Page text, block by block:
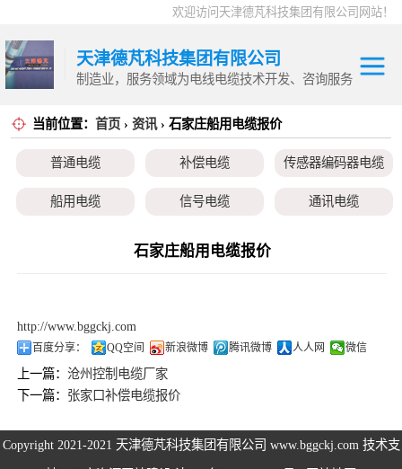
欢迎访问天津德芃科技集团有限公司网站！
天津德芃科技集团有限公司
制造业，服务领域为电线电缆技术开发、咨询服务
当前位置： 首页 › 资讯› 石家庄船用电缆报价
普通电缆 补偿电缆 传感器编码器电缆
船用电缆 信号电缆 通讯电缆
伺服电机、变频电缆
石家庄船用电缆报价
http://www.bggckj.com
百度分享： QQ空间 新浪微博 腾讯微博 人人网 微信
上一篇：沧州控制电缆厂家
下一篇： 张家口补偿电缆报价
Copyright 2021-2021 天津德芃科技集团有限公司 www.bggckj.com 技术支
普通电缆
补偿电缆
传感器编码器电
通讯电缆
本安电缆
伺服电机、变频
电力电缆
控制电缆
高温电缆